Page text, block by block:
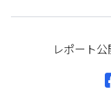
レポート公